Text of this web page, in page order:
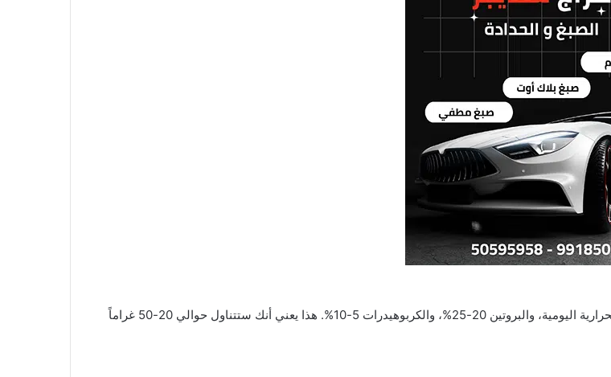
في نظام الكيتو، يجب أن تكون نسبة الدهون حوالي 70-75% من السعرات الحرارية اليومية، والبروتين 20-25%، والكربوهيدرات 5-10%. هذا يعني أنك ستتناول حوالي 20-50 غراماً